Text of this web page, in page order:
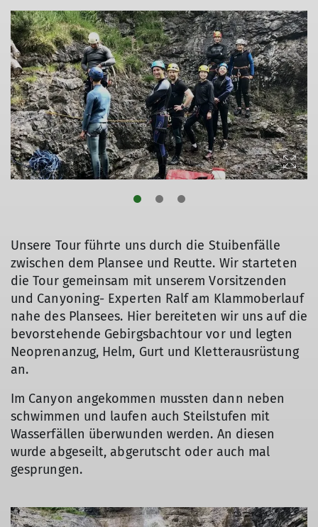
© DAV/Valentin Thoss
Unsere Tour führte uns durch die Stuibenfälle
zwischen dem Plansee und Reutte. Wir starteten
die Tour gemeinsam mit unserem Vorsitzenden
und Canyoning- Experten Ralf am Klammoberlauf
nahe des Plansees. Hier bereiteten wir uns auf die
bevorstehende Gebirgsbachtour vor und legten
Neoprenanzug, Helm, Gurt und Kletterausrüstung
an.
Im Canyon angekommen mussten dann neben
schwimmen und laufen auch Steilstufen mit
Wasserfällen überwunden werden. An diesen
wurde abgeseilt, abgerutscht oder auch mal
gesprungen.
© DAV/Valentin Thoss